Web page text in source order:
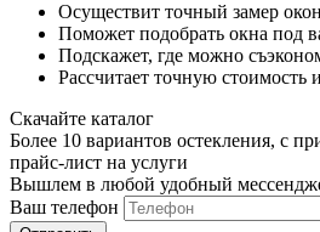
Осуществит точный замер
Поможет подобрать окна под
Подскажет, где можно
Рассчитает точную стоимость
Скачайте каталог
Более 10 вариантов остекления, с
прайс-лист на услуги
Вышлем в любой удобный
Ваш телефон